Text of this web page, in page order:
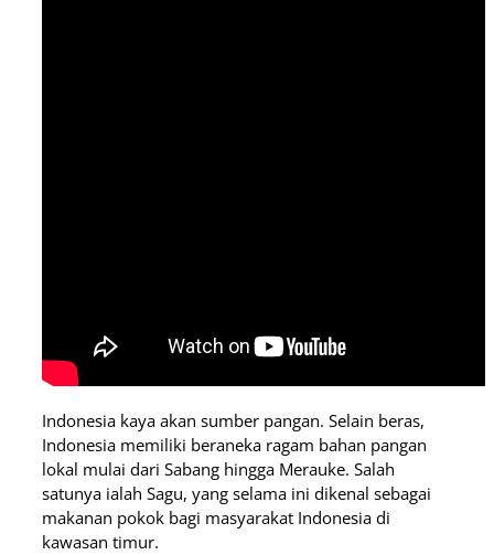
Indonesia kaya akan sumber pangan. Selain beras,
Indonesia memiliki beraneka ragam bahan pangan
lokal mulai dari Sabang hingga Merauke. Salah
satunya ialah Sagu, yang selama ini dikenal sebagai
makanan pokok bagi masyarakat Indonesia di
kawasan timur.